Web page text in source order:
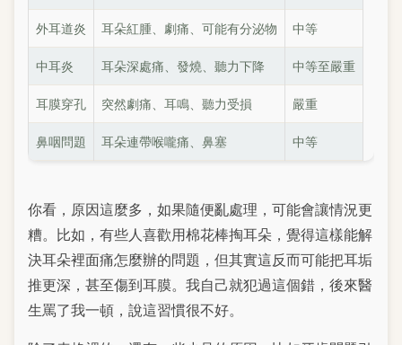
外耳道炎 耳朵紅腫、劇痛、可能有分泌物 中等
中耳炎 耳朵深處痛、發燒、聽力下降 中等至嚴重
耳膜穿孔 突然劇痛、耳鳴、聽力受損 嚴重
鼻咽問題 耳朵連帶喉嚨痛、鼻塞 中等
你看，原因這麼多，如果隨便亂處理，可能會讓情況更
糟。比如，有些人喜歡用棉花棒掏耳朵，覺得這樣能解
決耳朵裡面痛怎麼辦的問題，但其實這反而可能把耳垢
推更深，甚至傷到耳膜。我自己就犯過這個錯，後來醫
生罵了我一頓，說這習慣很不好。